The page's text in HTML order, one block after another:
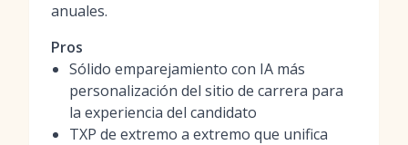
anuales.
Pros
Sólido emparejamiento con IA más
personalización del sitio de carrera para
la experiencia del candidato
TXP de extremo a extremo que unifica